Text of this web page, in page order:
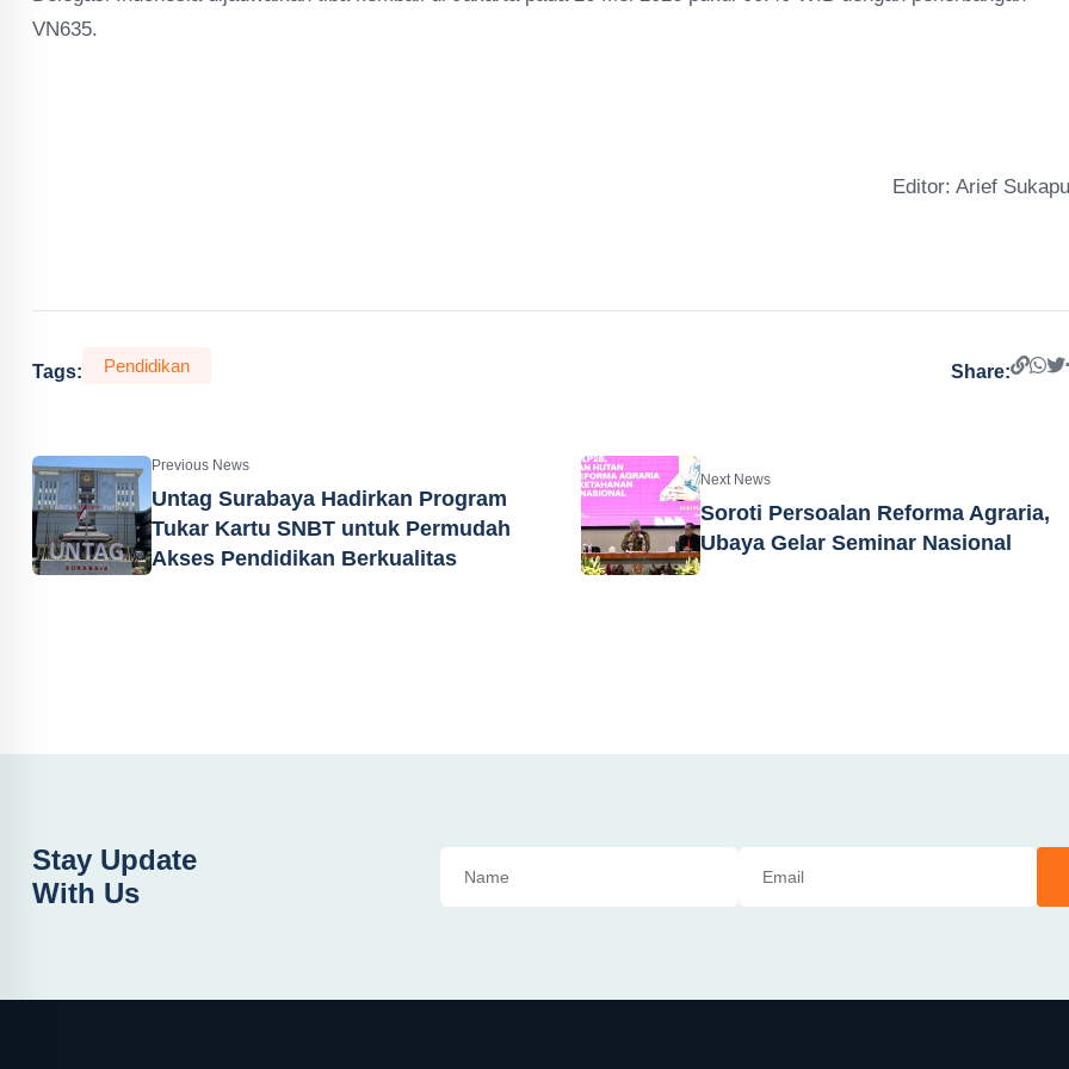
VN635.
Editor: Arief
Tags: Pendidikan Share:
Previous News
Untag Surabaya Hadirkan Program
Tukar Kartu SNBT untuk Permudah
Akses Pendidikan Berkualitas
Next News
Soroti Persoalan Reforma Agraria,
Ubaya Gelar Seminar Nasional
Stay Update
With Us